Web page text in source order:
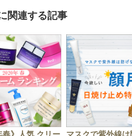
関連する記事
春》人気 クリー マスクで紫外線は